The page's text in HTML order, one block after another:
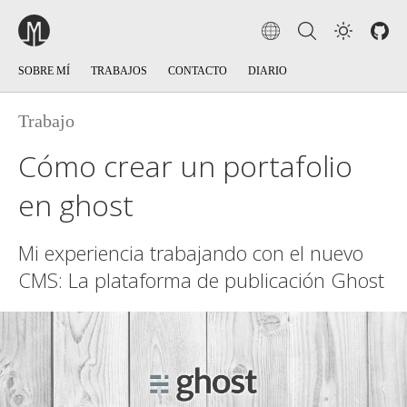
SOBRE MÍ TRABAJOS CONTACTO DIARIO
Trabajo
Cómo crear un portafolio
en ghost
Mi experiencia trabajando con el nuevo
CMS: La plataforma de publicación Ghost